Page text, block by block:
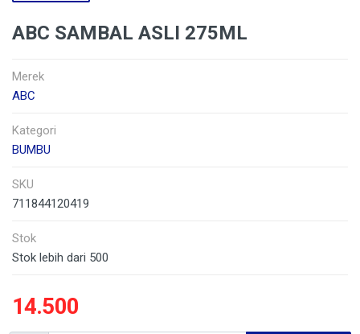
ABC SAMBAL ASLI 275ML
Merek
ABC
Kategori
BUMBU
SKU
711844120419
Stok
Stok lebih dari 500
14.500